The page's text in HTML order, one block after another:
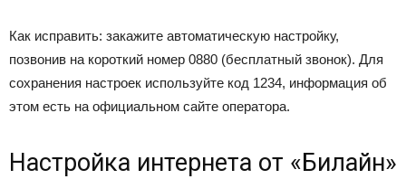
Как исправить: закажите автоматическую настройку,
позвонив на короткий номер 0880 (бесплатный звонок). Для
сохранения настроек используйте код 1234, информация об
этом есть на официальном сайте оператора.
Настройка интернета от «Билайн»